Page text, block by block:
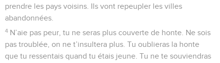
prendre les pays voisins. Ils vont repeupler les villes
abandonnées.
4 N’aie pas peur, tu ne seras plus couverte de honte. Ne sois
pas troublée, on ne t’insultera plus. Tu oublieras la honte
que tu ressentais quand tu étais jeune. Tu ne te souviendras